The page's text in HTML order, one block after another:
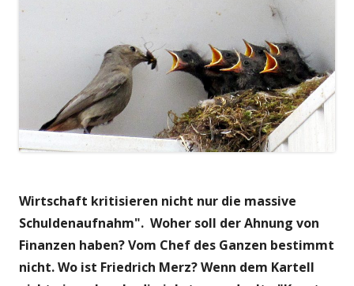
Wirtschaft kritisieren nicht nur die massive
Schuldenaufnahm". Woher soll der Ahnung von
Finanzen haben? Vom Chef des Ganzen bestimmt
nicht. Wo ist Friedrich Merz? Wenn dem Kartell